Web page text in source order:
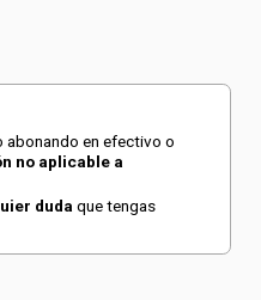
abonando en efectivo o
no aplicable a
duda que tengas